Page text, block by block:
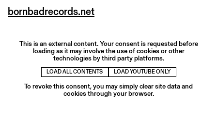
bornbadrecords.net
This is an external content. Your consent is requested before
loading as it may involve the use of cookies or other
technologies by third party platforms.
LOAD ALL CONTENTS LOAD YOUTUBE ONLY
To revoke this consent, you may simply clear site data and
cookies through your browser.